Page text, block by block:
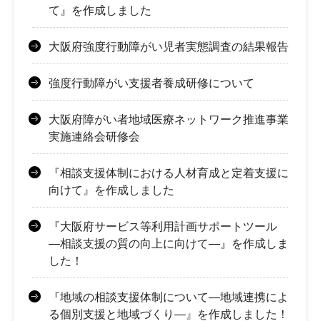
て』を作成しました
大阪府強度行動障がい児者実態調査の結果報告
強度行動障がい支援者養成研修について
大阪府障がい者地域医療ネットワーク推進事業
実施連絡会研修会
『相談支援体制における人材育成と定着支援に
向けて』を作成しました
『大阪府サービス等利用計画サポートツール
―相談支援の質の向上に向けて―』を作成しま
した！
『地域の相談支援体制について―地域連携によ
る個別支援と地域づくり―』を作成しました！